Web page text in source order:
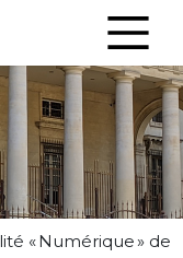
« Numérique » de